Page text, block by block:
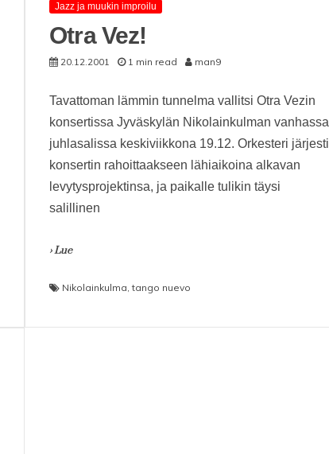
Jazz ja muukin improilu
Otra Vez!
20.12.2001 1 min read man9
Tavattoman lämmin tunnelma vallitsi Otra Vezin
konsertissa Jyväskylän Nikolainkulman vanhassa
juhlasalissa keskiviikkona 19.12. Orkesteri järjesti
konsertin rahoittaakseen lähiaikoina alkavan
levytysprojektinsa, ja paikalle tulikin täysi
salillinen
› Lue
Nikolainkulma,tango nuevo